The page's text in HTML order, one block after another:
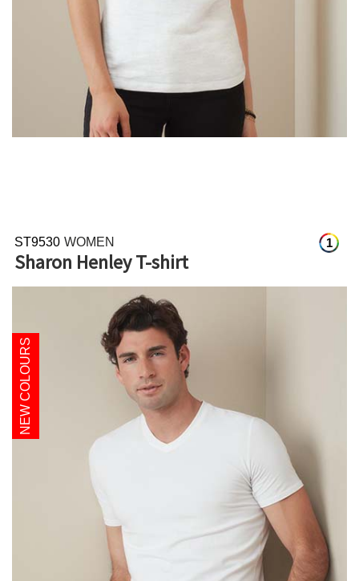
1
ST9530 WOMEN
Sharon Henley T-shirt
NEW COLOURS